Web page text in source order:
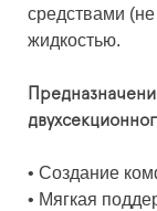
средствами
жидкостью.
• Создание
• Мягкая